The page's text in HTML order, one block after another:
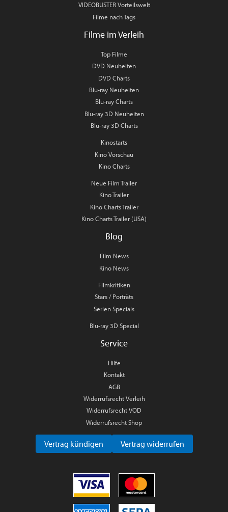
VIDEOBUSTER Vorteilswelt
Filme nach Tags
Filme im Verleih
Top Filme
DVD Neuheiten
DVD Charts
Blu-ray Neuheiten
Blu-ray Charts
Blu-ray 3D Neuheiten
Blu-ray 3D Charts
Kinostarts
Kino Vorschau
Kino Charts
Neue Film Trailer
Kino Trailer
Kino Charts Trailer
Kino Charts Trailer (USA)
Blog
Film News
Kino News
Filmkritiken
Stars / Porträts
Serien Specials
Blu-ray 3D Special
Service
Hilfe
Kontakt
AGB
Widerrufsrecht Verleih
Widerrufsrecht VOD
Widerrufsrecht Shop
Vertrag kündigen Vertrag widerrufen